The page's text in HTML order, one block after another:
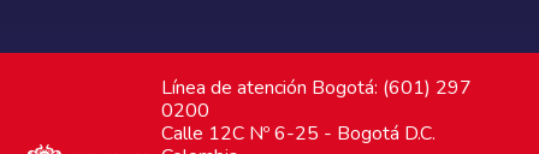
Línea de atención Bogotá: (601) 297
0200
Calle 12C Nº 6-25 - Bogotá D.C.